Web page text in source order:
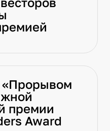
«Прорывом
премии
Award